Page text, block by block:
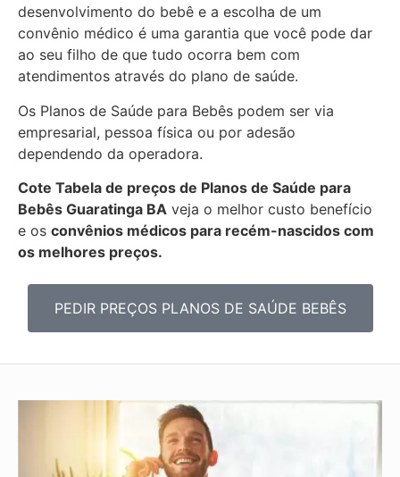
desenvolvimento do bebê e a escolha de um
convênio médico é uma garantia que você pode dar
ao seu filho de que tudo ocorra bem com
atendimentos através do plano de saúde.
Os Planos de Saúde para Bebês podem ser via
empresarial, pessoa física ou por adesão
dependendo da operadora.
Cote Tabela de preços de Planos de Saúde para
Bebês Guaratinga BA veja o melhor custo benefício
e os convênios médicos para recém-nascidos com
os melhores preços.
PEDIR PREÇOS PLANOS DE SAÚDE BEBÊS